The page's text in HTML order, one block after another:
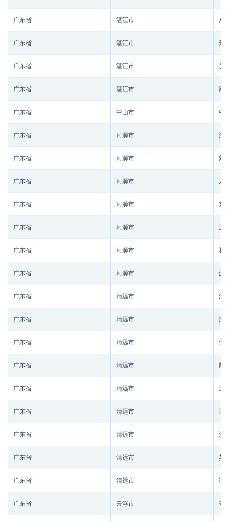
广东省 湛江市 东
广东省 湛江市 开
广东省 湛江市 吴
广东省 湛江市 麻
广东省 中山市 中
广东省 河源市 河
广东省 河源市 紫
广东省 河源市 龙
广东省 河源市 东
广东省 河源市 连
广东省 河源市 和
广东省 河源市 源
广东省 清远市 清
广东省 清远市 清
广东省 清远市 佛
广东省 清远市 阳
广东省 清远市 连
广东省 清远市 连
广东省 清远市 清
广东省 清远市 英
广东省 清远市 连
广东省 云浮市 云